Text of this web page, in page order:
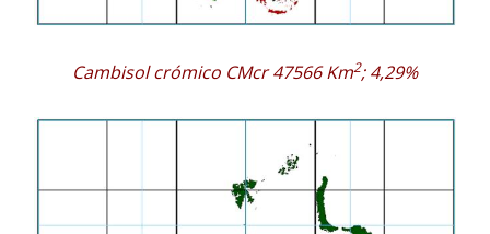
Cambisol crómico CMcr 47566 Km2; 4,29%